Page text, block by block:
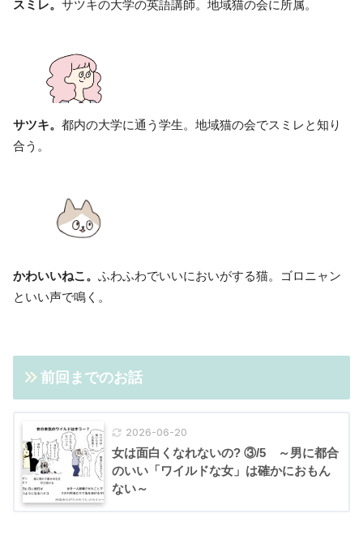
スミレ。 サツキの大学の英語講師。地域猫の会に所属。
サツキ。 都内の大学に通う学生。地域猫の会でスミレと知り
合う。
かわいいねこ。 ふわふわでいいにおいがする猫。ゴロニャン
といい声で鳴く。
前回までのお話
2026-06-20
女は面白くなれないの? ③/5 ～男に都合
のいい「ワイルドな女」は確かにおもん
ない～